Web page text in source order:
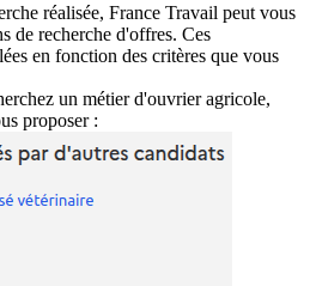
réalisée, France Travail peut vous
de recherche d'offres. Ces
en fonction des critères que vous
un métier d'ouvrier agricole,
proposer :